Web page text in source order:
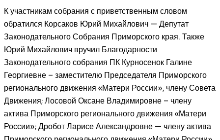
К участникам собрания с приветственным словом
обратился Корсаков Юрий Михайлович — Депутат
Законодательного Собрания Приморского края. Также
Юрий Михайлович вручил Благодарности
Законодательного собрания ПК Курносенок Галине
Георгиевне – заместителю Председателя Приморского
регионального движения «Матери России», члену Совета
Движения; Лосовой Оксане Владимировне – члену
актива Приморского регионального движения «Матери
России»; Дробот Ларисе Александровне — члену актива